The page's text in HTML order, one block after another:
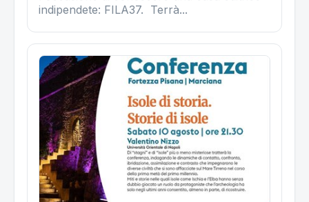
indipendete: FILA37. Terrà...